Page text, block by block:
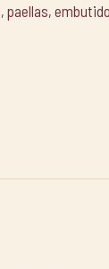
paellas,